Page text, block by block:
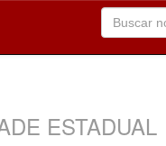
ESTADUAL